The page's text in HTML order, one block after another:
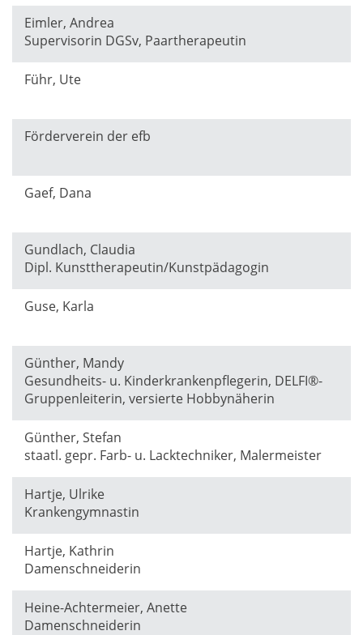
Eimler, Andrea
Supervisorin DGSv, Paartherapeutin
Führ, Ute
Förderverein der efb
Gaef, Dana
Gundlach, Claudia
Dipl. Kunsttherapeutin/Kunstpädagogin
Guse, Karla
Günther, Mandy
Gesundheits- u. Kinderkrankenpflegerin, DELFI®-
Gruppenleiterin, versierte Hobbynäherin
Günther, Stefan
staatl. gepr. Farb- u. Lacktechniker, Malermeister
Hartje, Ulrike
Krankengymnastin
Hartje, Kathrin
Damenschneiderin
Heine-Achtermeier, Anette
Damenschneiderin